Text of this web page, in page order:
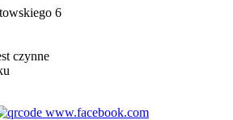
6
czynne